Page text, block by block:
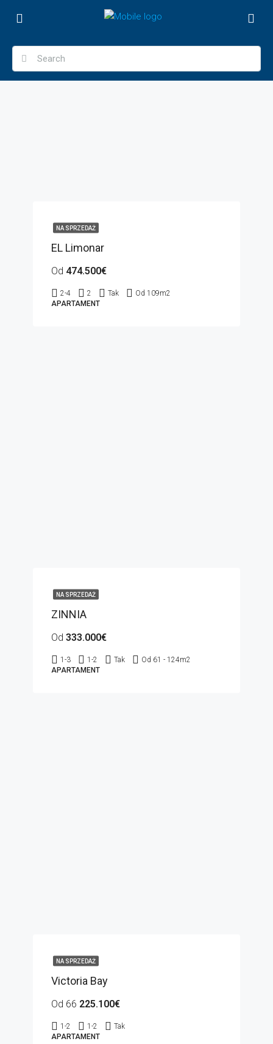
NA SPRZEDAŻ
EL Limonar
Od 474.500€
2-4 2 Tak Od 109m2
APARTAMENT
NA SPRZEDAŻ
ZINNIA
Od 333.000€
1-3 1-2 Tak Od 61 - 124m2
APARTAMENT
NA SPRZEDAŻ
Victoria Bay
Od 66 225.100€
1-2 1-2
Tak
APARTAMENT